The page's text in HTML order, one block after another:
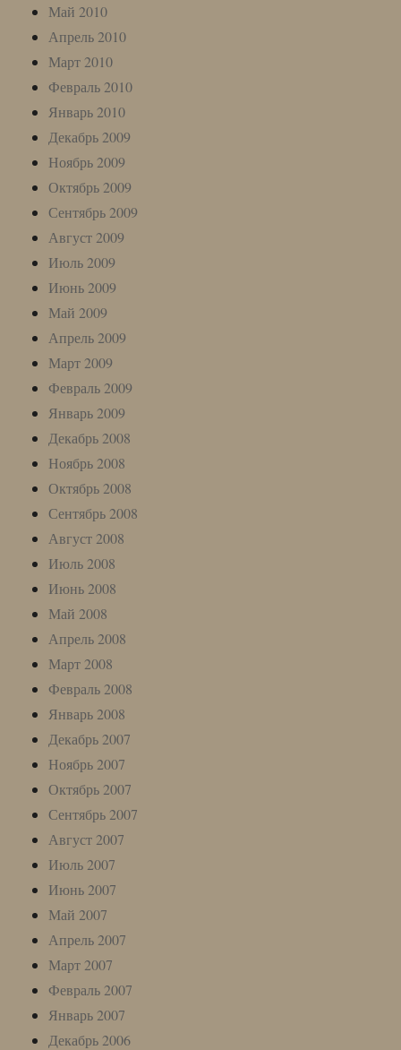
Май 2010
Апрель 2010
Март 2010
Февраль 2010
Январь 2010
Декабрь 2009
Ноябрь 2009
Октябрь 2009
Сентябрь 2009
Август 2009
Июль 2009
Июнь 2009
Май 2009
Апрель 2009
Март 2009
Февраль 2009
Январь 2009
Декабрь 2008
Ноябрь 2008
Октябрь 2008
Сентябрь 2008
Август 2008
Июль 2008
Июнь 2008
Май 2008
Апрель 2008
Март 2008
Февраль 2008
Январь 2008
Декабрь 2007
Ноябрь 2007
Октябрь 2007
Сентябрь 2007
Август 2007
Июль 2007
Июнь 2007
Май 2007
Апрель 2007
Март 2007
Февраль 2007
Январь 2007
Декабрь 2006